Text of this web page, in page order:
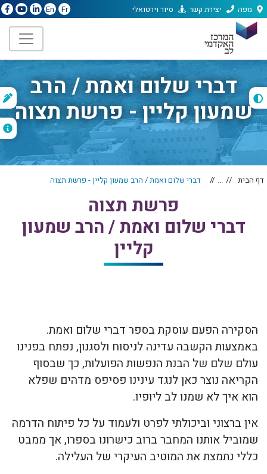
מפה יצירת קשר סיור וירטואלי Fr
En
דברי שלום ואמת / הרב
שמעון קליין - פרשת תצוה
דף הבית ... דברי שלום ואמת / הרב שמעון קליין - פרשת תצוה
פרשת תצוה
דברי שלום ואמת / הרב שמעון
קליין
הסקירה הפעם עוסקת בספר דברי שלום ואמת.
באמצעות הקשבה עדינה לניסוח ולסגנון, נפתח בפנינו
עולם שלם של הבנת הנפשות הפועלות, כך שבסוף
הקריאה נוצר כאן לנגד עינינו פסיפס מדהים שפלא
הוא איך לא שמנו לב ליופיו.
אין ברצוני וביכולתי לפרט ולעמוד על כל פיתוח הדרמה
שמוביל אותנו המחבר ברוב כישרונו בספרו, אך ממבט
כללי נתמצת את המוטיב העיקרי של העלילה.